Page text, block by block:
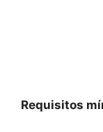
Requisitos